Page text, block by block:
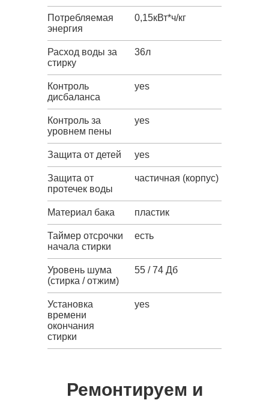
Потребляемая
энергия
0,15кВт*ч/кг
Расход воды за
стирку
36л
Контроль
дисбаланса
yes
Контроль за
уровнем пены
yes
Защита от детей yes
Защита от
протечек воды
частичная (корпус)
Материал бака пластик
Таймер отсрочки
начала стирки
есть
Уровень шума
(стирка / отжим)
55 / 74 Дб
Установка
времени
окончания
стирки
yes
Ремонтируем и